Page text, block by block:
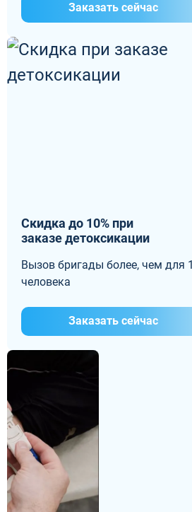
Заказать сейчас
Скидка до 10% при
заказе детоксикации
Вызов бригады более, чем для 1
человека
Заказать сейчас